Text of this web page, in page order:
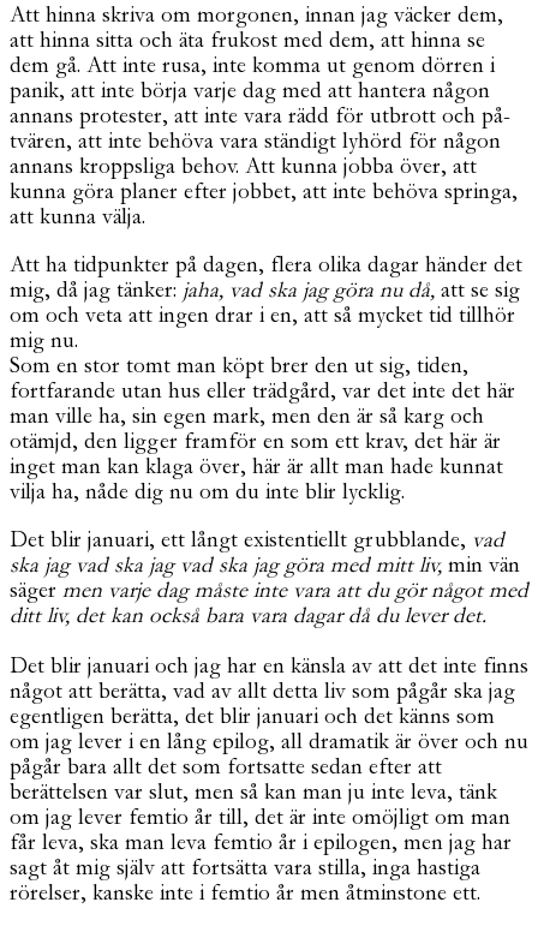
Att hinna skriva om morgonen, innan jag väcker dem,
att hinna sitta och äta frukost med dem, att hinna se
dem gå. Att inte rusa, inte komma ut genom dörren i
panik, att inte börja varje dag med att hantera någon
annans protester, att inte vara rädd för utbrott och på-
tvären, att inte behöva vara ständigt lyhörd för någon
annans kroppsliga behov. Att kunna jobba över, att
kunna göra planer efter jobbet, att inte behöva springa,
att kunna välja.
Att ha tidpunkter på dagen, flera olika dagar händer det
mig, då jag tänker: jaha, vad ska jag göra nu då, att se sig
om och veta att ingen drar i en, att så mycket tid tillhör
mig nu.
Som en stor tomt man köpt brer den ut sig, tiden,
fortfarande utan hus eller trädgård, var det inte det här
man ville ha, sin egen mark, men den är så karg och
otämjd, den ligger framför en som ett krav, det här är
inget man kan klaga över, här är allt man hade kunnat
vilja ha, nåde dig nu om du inte blir lycklig.
Det blir januari, ett långt existentiellt grubblande, vad
ska jag vad ska jag vad ska jag göra med mitt liv, min vän
säger men varje dag måste inte vara att du gör något med
ditt liv, det kan också bara vara dagar då du lever det.
Det blir januari och jag har en känsla av att det inte finns
något att berätta, vad av allt detta liv som pågår ska jag
egentligen berätta, det blir januari och det känns som
om jag lever i en lång epilog, all dramatik är över och nu
pågår bara allt det som fortsatte sedan efter att
berättelsen var slut, men så kan man ju inte leva, tänk
om jag lever femtio år till, det är inte omöjligt om man
får leva, ska man leva femtio år i epilogen, men jag har
sagt åt mig själv att fortsätta vara stilla, inga hastiga
rörelser, kanske inte i femtio år men åtminstone ett.